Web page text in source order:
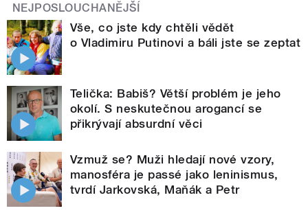
NEJPOSLOUCHANĚJŠÍ
Vše, co jste kdy chtěli vědět
o Vladimiru Putinovi a báli jste se zeptat
Telička: Babiš? Větší problém je jeho
okolí. S neskutečnou arogancí se
přikrývají absurdní věci
Vzmuž se? Muži hledají nové vzory,
manosféra je passé jako leninismus,
tvrdí Jarkovská, Maňák a Petr